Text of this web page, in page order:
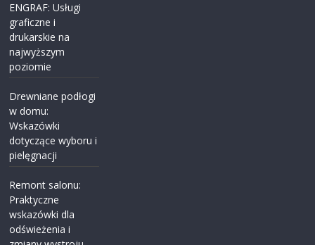
ENGRAF: Usługi
graficzne i
drukarskie na
najwyższym
poziomie
Drewniane podłogi
w domu:
Wskazówki
dotyczące wyboru i
pielęgnacji
Remont salonu:
Praktyczne
wskazówki dla
odświeżenia i